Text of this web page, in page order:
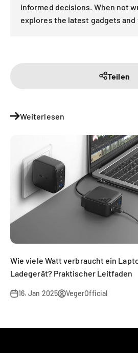
informed decisions. When not
explores the latest gadgets and
Teilen
Weiterlesen
Wie viele Watt verbraucht ein
Ladegerät? Praktischer Leitfaden
16. Jan 2025 VegerOfficial